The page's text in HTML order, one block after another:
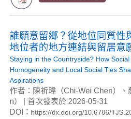
誰願意留鄉？從地位同質性
地位者的地方連結與留居意
Staying in the Countryside? How
Homogeneity and Local Social Ties
Aspirations
作者：陳祈瑋（Chi-Wei Chen）
n） | 首次發表於 2026-05-31
DOI： https://dx.doi.org/10.6786/